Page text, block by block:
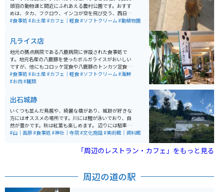
頭羽の動物達と間近にふれあえる農村公園です。おすす
めは、タカ、フクロウ、インコが空を飛び交う、西日本
最大級のバードパフォーマンスショーです。 パン作りや
工房で作られたプリンが人気でソフトクリームも美味し
いです。
#食事処 #お土産#カフェ｜軽食#ソフトクリーム#動植物園
凡ライス店
地元の拠点病院である八鹿病院に併設された食事処で
す。地元名産の八鹿豚を使ったボルガライスがおいしい
ですが、他にもコロッケ定食や八鹿豚のトンカツ定食、
うどんやそばもあり、美味しいです。 しかも、お値段が
リーズナブルですので、オススメの穴場お食事スポット
#食事処 #お土産#カフェ｜軽食#ソフトクリーム#海鮮
#お肉#麺類
出石城跡
いくつも並んだ鳥居や、綺麗な橋があり、城跡が好きな
方にはオススメの場所です。川には鯉が泳いでおり、自
然が豊かです。秋は紅葉も楽しめます。 辺りには駐車
場、お土産屋さん、皿そば屋、軽食店なども豊富です。
#山｜高原#食事処 #神社｜寺院#文化施設#美術館｜資料館
「周辺のレストラン・カフェ」をもっと見る
周辺の道の駅